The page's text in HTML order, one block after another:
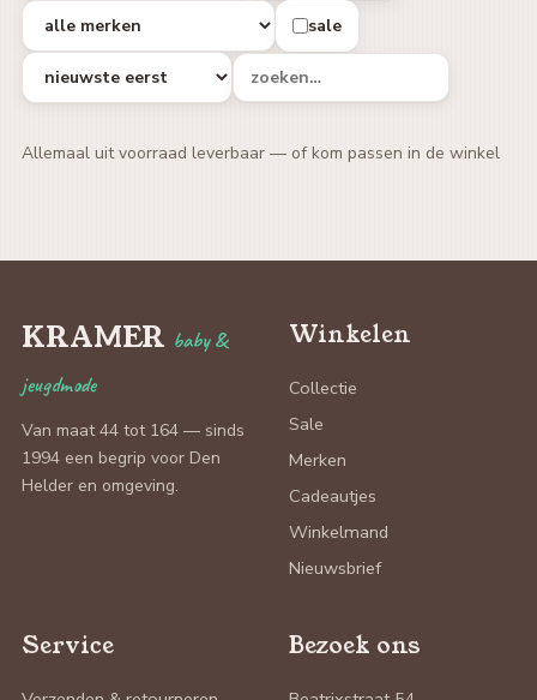
sale
Allemaal uit voorraad leverbaar — of kom passen in de winkel
KRAMER baby &
jeugdmode
Van maat 44 tot 164 — sinds
1994 een begrip voor Den
Helder en omgeving.
Winkelen
Collectie
Sale
Merken
Cadeautjes
Winkelmand
Nieuwsbrief
Service Bezoek ons